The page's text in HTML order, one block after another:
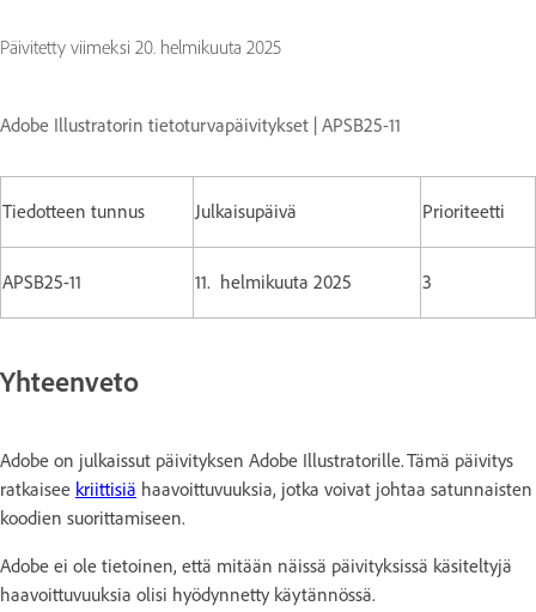
Päivitetty viimeksi 20. helmikuuta 2025
Adobe Illustratorin tietoturvapäivitykset | APSB25-11
Tiedotteen tunnus Julkaisupäivä Prioriteetti
APSB25-11 11. helmikuuta 2025 3
Yhteenveto
Adobe on julkaissut päivityksen Adobe Illustratorille. Tämä päivitys
ratkaisee kriittisiä haavoittuvuuksia, jotka voivat johtaa satunnaisten
koodien suorittamiseen.
Adobe ei ole tietoinen, että mitään näissä päivityksissä käsiteltyjä
haavoittuvuuksia olisi hyödynnetty käytännössä.